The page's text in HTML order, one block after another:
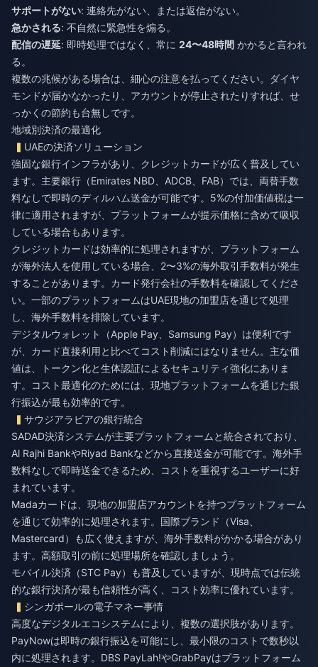
サポートがない: 連絡先がない、または返信がない。
急かされる: 不自然に緊急性を煽る。
配信の遅延: 即時処理ではなく、常に 24〜48時間 かかると言われ
る。
複数の兆候がある場合は、細心の注意を払ってください。ダイヤ
モンドが届かなかったり、アカウントが停止されたりすれば、せ
っかくの節約も台無しです。
地域別決済の最適化
UAEの決済ソリューション
強固な銀行インフラがあり、クレジットカードが広く普及してい
ます。主要銀行（Emirates NBD、ADCB、FAB）では、両替手数
料なしで即時のディルハム送金が可能です。5%の付加価値税は一
律に適用されますが、プラットフォームが提示価格に含めて吸収
している場合もあります。
クレジットカードは効率的に処理されますが、プラットフォーム
が海外法人を使用している場合、2〜3%の海外取引手数料が発生
することがあります。カード発行会社の手数料を確認してくださ
い。一部のプラットフォームはUAE現地の加盟店を通じて処理
し、海外手数料を排除しています。
デジタルウォレット（Apple Pay、Samsung Pay）は便利です
が、カード直接利用と比べてコスト削減にはなりません。主な価
値は、トークン化と生体認証によるセキュリティ強化にありま
す。コスト最適化のためには、現地プラットフォームを通じた銀
行振込が最も効率的です。
サウジアラビアの銀行統合
SADAD決済システムが主要プラットフォームと統合されており、
Al Rajhi BankやRiyad Bankなどから直接送金が可能です。海外手
数料なしで即時送金できるため、コストを重視するユーザーに好
まれています。
Madaカードは、現地の加盟店アカウントを持つプラットフォーム
を通じて効率的に処理されます。国際ブランド（Visa、
Mastercard）も広く使えますが、海外手数料がかかる場合があり
ます。高額取引の前に処理場所を確認しましょう。
モバイル決済（STC Pay）も普及していますが、現時点では伝統
的な銀行決済が最も信頼性が高く、コスト効率に優れています。
シンガポールの電子マネー事情
高度なデジタルエコシステムにより、複数の選択肢があります。
PayNowは即時の銀行振込を可能にし、最小限のコストで数秒以
内に処理されます。DBS PayLah!やGrabPayはプラットフォーム